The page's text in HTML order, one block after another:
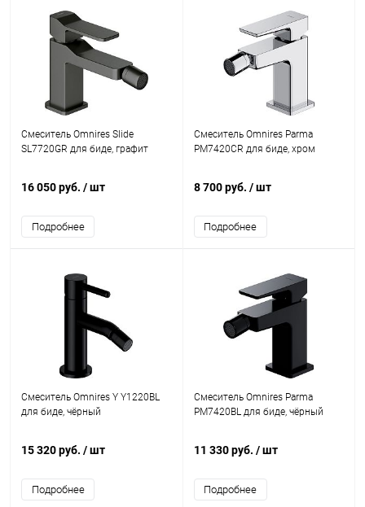
Смеситель Omnires Slide
SL7720GR для биде, графит
16 050 руб. / шт
Подробнее
Смеситель Omnires Parma
PM7420CR для биде, хром
8 700 руб. / шт
Подробнее
Смеситель Omnires Y Y1220BL
для биде, чёрный
15 320 руб. / шт
Подробнее
Смеситель Omnires Parma
PM7420BL для биде, чёрный
11 330 руб. / шт
Подробнее